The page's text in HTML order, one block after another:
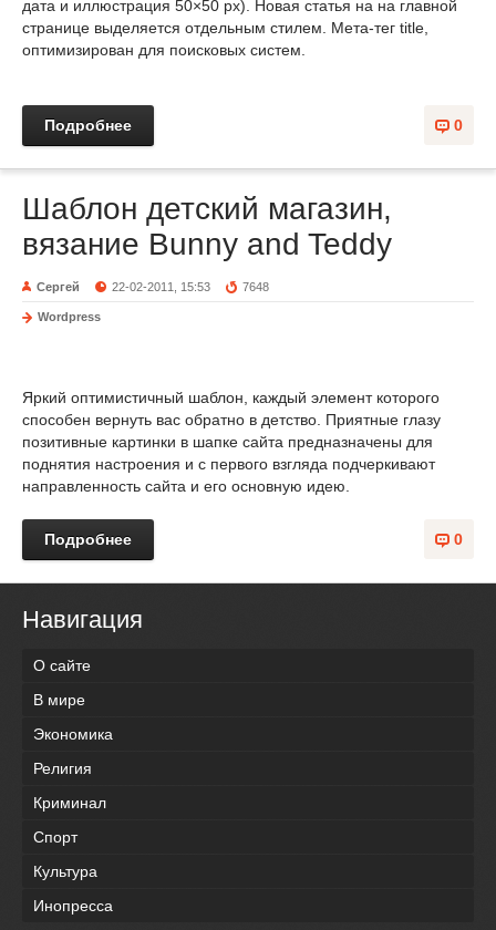
дата и иллюстрация 50×50 px). Новая статья на на главной
странице выделяется отдельным стилем. Мета-тег title,
оптимизирован для поисковых систем.
0
Подробнее
Шаблон детский магазин,
вязание Bunny and Teddy
Сергей 22-02-2011, 15:53 7648
Wordpress
Яркий оптимистичный шаблон, каждый элемент которого
способен вернуть вас обратно в детство. Приятные глазу
позитивные картинки в шапке сайта предназначены для
поднятия настроения и с первого взгляда подчеркивают
направленность сайта и его основную идею.
0
Подробнее
Навигация
О сайте
В мире
Экономика
Религия
Криминал
Спорт
Культура
Инопресса